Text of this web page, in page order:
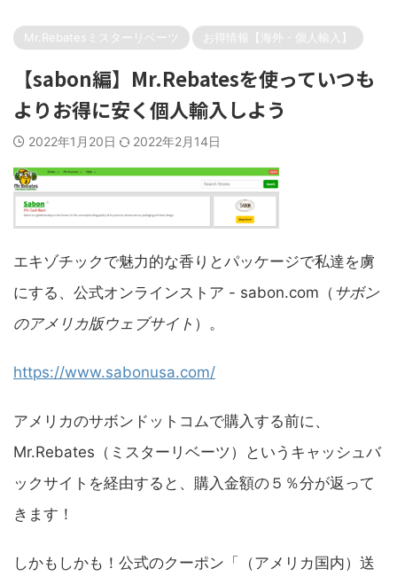
Mr.Rebatesミスターリベーツ お得情報【海外・個人輸入】
【sabon編】Mr.Rebatesを使っていつも
よりお得に安く個人輸入しよう
2022年1月20日 2022年2月14日
エキゾチックで魅力的な香りとパッケージで私達を虜
にする、公式オンラインストア - sabon.com（ サボン
のアメリカ版ウェブサイト ）。
https://www.sabonusa.com/
アメリカのサボンドットコムで購入する前に、
Mr.Rebates（ミスターリベーツ）というキャッシュバ
ックサイトを経由すると、購入金額の５％分が返って
きます！
しかもしかも！公式のクーポン「（アメリカ国内）送